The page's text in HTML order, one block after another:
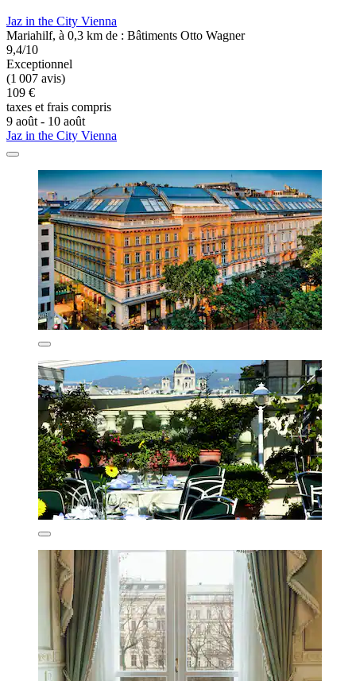
Jaz in the City Vienna
Mariahilf, à 0,3 km de : Bâtiments Otto Wagner
9,4/10
Exceptionnel
(1 007 avis)
109 €
taxes et frais compris
9 août - 10 août
Jaz in the City Vienna